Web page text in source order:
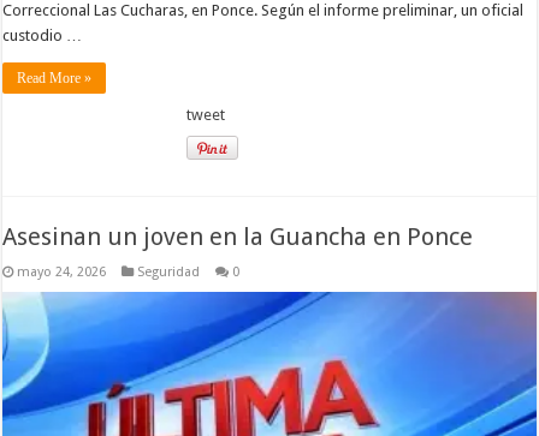
Correccional Las Cucharas, en Ponce. Según el informe preliminar, un oficial
custodio …
Read More »
tweet
Asesinan un joven en la Guancha en Ponce
mayo 24, 2026 Seguridad 0